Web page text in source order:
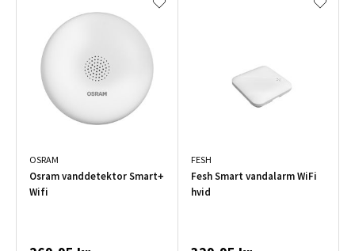
OSRAM
Osram vanddetektor Smart+
Wifi
FESH
Fesh Smart vandalarm WiFi
hvid